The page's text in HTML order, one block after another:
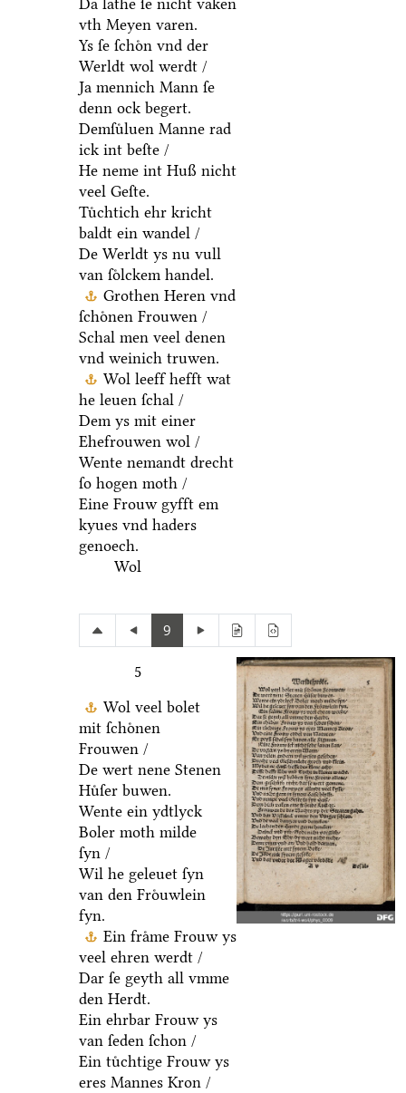
Da lathe ſe nicht vaken
vth Meyen varen.
Ys ſe ſchoͤn vnd der
Werldt wol werdt /
Ja mennich Mann ſe
denn ock begert.
Demſuͤluen Manne rad
ick int beſte /
He neme int Huß nicht
veel Geſte.
Tuͤchtich ehr kricht
baldt ein wandel /
De Werldt ys nu vull
van ſoͤlckem handel.
Grothen Heren vnd
ſchoͤnen Frouwen /
Schal men veel denen
vnd weinich truwen.
Wol leeff hefft wat
he leuen ſchal /
Dem ys mit einer
Ehefrouwen wol /
Wente nemandt drecht
ſo hogen moth /
Eine Frouw gyfft em
kyues vnd haders
genoech.
Wol
9
5
Wol veel bolet
mit ſchoͤnen
Frouwen /
De wert nene Stenen
Huͤſer buwen.
Wente ein ydtlyck
Boler moth milde
ſyn /
Wil he geleuet ſyn
van den Froͤuwlein
fyn.
Ein fraͤme Frouw ys
veel ehren werdt /
Dar ſe geyth all vmme
den Herdt.
Ein ehrbar Frouw ys
van ſeden ſchon /
Ein tuͤchtige Frouw ys
eres Mannes Kron /